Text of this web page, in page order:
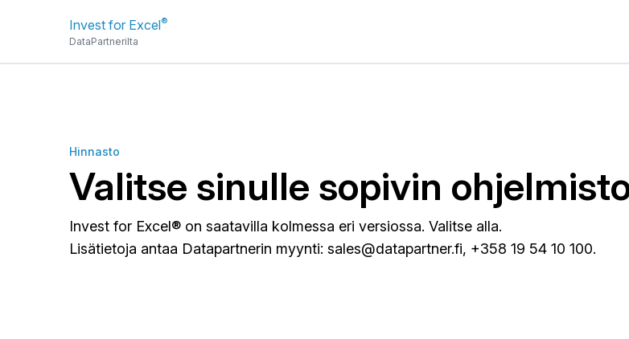
Invest for Excel®
DataPartnerilta
Hinnasto
Valitse sinulle sopivin
Invest for Excel® on saatavilla kolmessa eri versiossa. Valitse alla.
Lisätietoja antaa Datapartnerin myynti: sales@datapartner.fi, +358 19 54 10 100.